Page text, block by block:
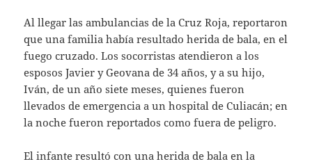
Al llegar las ambulancias de la Cruz Roja, reportaron
que una familia había resultado herida de bala, en el
fuego cruzado. Los socorristas atendieron a los
esposos Javier y Geovana de 34 años, y a su hijo,
Iván, de un año siete meses, quienes fueron
llevados de emergencia a un hospital de Culiacán; en
la noche fueron reportados como fuera de peligro.
El infante resultó con una herida de bala en la